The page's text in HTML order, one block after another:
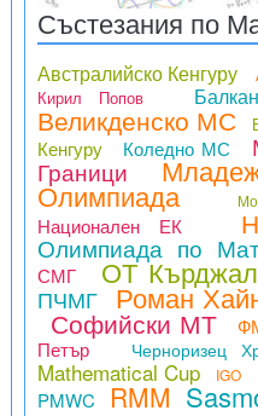
Състезания по
Австралийско Кенгуру
Кирил Попов
Великденско МС
Кенгуру Коледно МС
Граници
Олимпиада
Национален ЕК
Олимпиада по
СМГ
ОТ
ПЧМГ Роман
Софийски МТ
Петър
Черноризец
Mathematical Cup
IGO
PMWC RMM